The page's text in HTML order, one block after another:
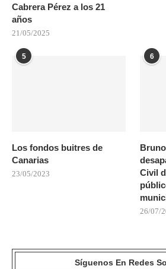
Cabrera Pérez a los 21
años
21/05/2025
5
Los fondos buitres de
Canarias
23/05/2023
6
Civil
26/07/
Síguenos En Redes